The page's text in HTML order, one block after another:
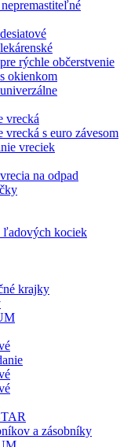
rýchle občerstvenie
okienkom
vrecká
vrecká s euro závesom
vreciek
na odpad
ľadových kociek
krajky
a zásobníky